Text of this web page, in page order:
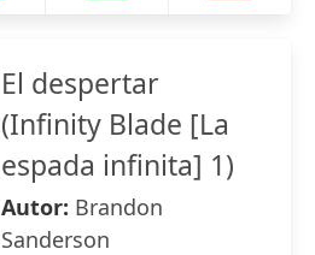
El despertar
(Infinity Blade [La
espada infinita] 1)
Autor: Brandon
Sanderson